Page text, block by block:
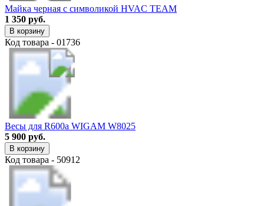
Майка черная с символикой HVAC TEAM
1 350 руб.
В корзину
Код товара - 01736
Весы для R600a WIGAM W8025
5 900 руб.
В корзину
Код товара - 50912